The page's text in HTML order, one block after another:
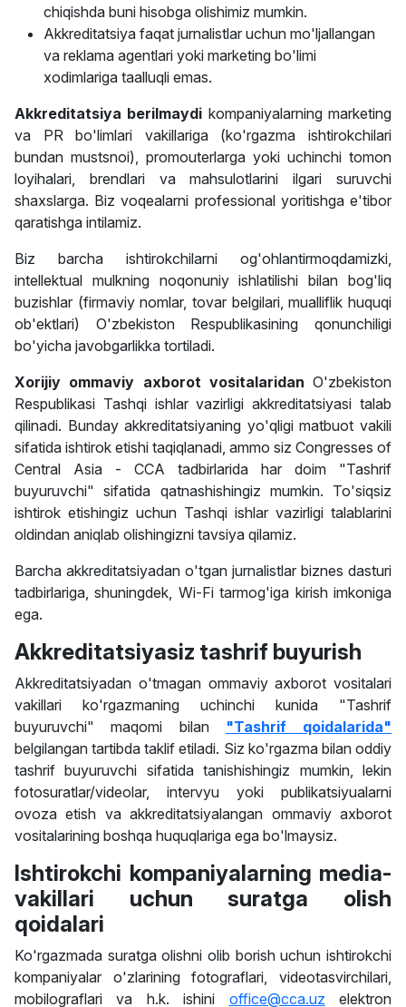
chiqishda buni hisobga olishimiz mumkin.
Akkreditatsiya faqat jurnalistlar uchun mo'ljallangan
va reklama agentlari yoki marketing bo'limi
xodimlariga taalluqli emas.
Akkreditatsiya berilmaydi kompaniyalarning marketing
va PR bo'limlari vakillariga (ko'rgazma ishtirokchilari
bundan mustsnoi), promouterlarga yoki uchinchi tomon
loyihalari, brendlari va mahsulotlarini ilgari suruvchi
shaxslarga. Biz voqealarni professional yoritishga e'tibor
qaratishga intilamiz.
Biz barcha ishtirokchilarni og'ohlantirmoqdamizki,
intellektual mulkning noqonuniy ishlatilishi bilan bog'liq
buzishlar (firmaviy nomlar, tovar belgilari, mualliflik huquqi
ob'ektlari) O'zbekiston Respublikasining qonunchiligi
bo'yicha javobgarlikka tortiladi.
Xorijiy ommaviy axborot vositalaridan O'zbekiston
Respublikasi Tashqi ishlar vazirligi akkreditatsiyasi talab
qilinadi. Bunday akkreditatsiyaning yo'qligi matbuot vakili
sifatida ishtirok etishi taqiqlanadi, ammo siz Congresses of
Central Asia - CCA tadbirlarida har doim "Tashrif
buyuruvchi" sifatida qatnashishingiz mumkin. To'siqsiz
ishtirok etishingiz uchun Tashqi ishlar vazirligi talablarini
oldindan aniqlab olishingizni tavsiya qilamiz.
Barcha akkreditatsiyadan o'tgan jurnalistlar biznes dasturi
tadbirlariga, shuningdek, Wi-Fi tarmog'iga kirish imkoniga
ega.
Akkreditatsiyasiz tashrif buyurish
Akkreditatsiyadan o'tmagan ommaviy axborot vositalari
vakillari ko'rgazmaning uchinchi kunida "Tashrif
buyuruvchi" maqomi bilan
"Tashrif qoidalarida"
belgilangan tartibda taklif etiladi. Siz ko'rgazma bilan oddiy
tashrif buyuruvchi sifatida tanishishingiz mumkin, lekin
fotosuratlar/videolar, intervyu yoki publikatsiyualarni
ovoza etish va akkreditatsiyalangan ommaviy axborot
vositalarining boshqa huquqlariga ega bo'lmaysiz.
Ishtirokchi kompaniyalarning media-
vakillari uchun suratga olish
qoidalari
Ko'rgazmada suratga olishni olib borish uchun ishtirokchi
kompaniyalar o'zlarining fotograflari, videotasvirchilari,
mobilograflari va h.k. ishini office@cca.uz elektron